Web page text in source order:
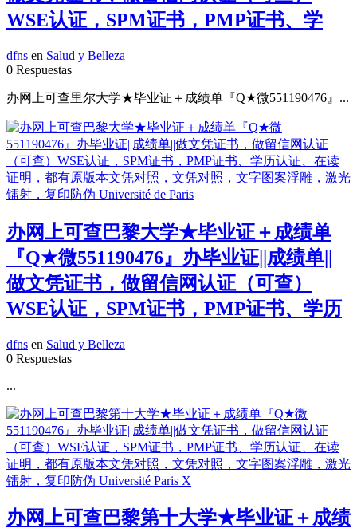
WSE认证，SPM证书，PMP证书、学
dfns en Salud y Belleza
0 Respuestas
办网上可查里尔大学★毕业证＋成绩单『Q★微551190476』...
办网上可查巴黎大学★毕业证＋成绩单
『Q★微551190476』办毕业证||成绩单||
做文凭证书，做留信网认证（可查）
WSE认证，SPM证书，PMP证书、学历
dfns en Salud y Belleza
0 Respuestas
...
办网上可查巴黎第十大学★毕业证＋成绩